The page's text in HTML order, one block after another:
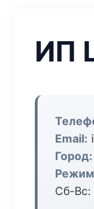
ИП
Email:
Город:
Сб-Вс: